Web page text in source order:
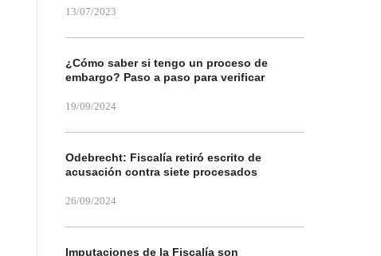
13/07/2023
¿Cómo saber si tengo un proceso de
embargo? Paso a paso para verificar
19/09/2024
Odebrecht: Fiscalía retiró escrito de
acusación contra siete procesados
26/09/2024
Imputaciones de la Fiscalía son